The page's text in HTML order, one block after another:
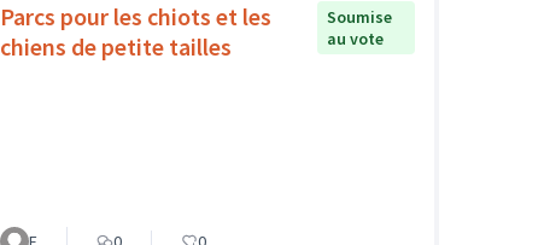
Parcs pour les chiots et les
chiens de petite tailles
Soumise
au vote